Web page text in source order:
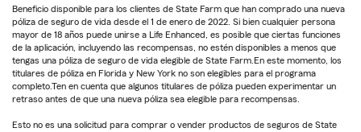
Beneficio disponible para los clientes de State Farm que han comprado una nueva
póliza de seguro de vida desde el 1 de enero de 2022. Si bien cualquier persona
mayor de 18 años puede unirse a Life Enhanced, es posible que ciertas funciones
de la aplicación, incluyendo las recompensas, no estén disponibles a menos que
tengas una póliza de seguro de vida elegible de State Farm.En este momento, los
titulares de póliza en Florida y New York no son elegibles para el programa
completo.Ten en cuenta que algunos titulares de póliza pueden experimentar un
retraso antes de que una nueva póliza sea elegible para recompensas.
Esto no es una solicitud para comprar o vender productos de seguros de State